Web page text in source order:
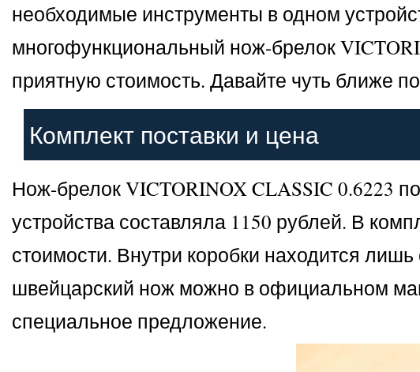
необходимые инструменты в одном
многофункциональный нож-брелок
приятную стоимость. Давайте чуть ближе
Комплект поставки и цена
Нож-брелок VICTORINOX CLASSIC 0.6223
устройства составляла 1150 рублей. В
стоимости. Внутри коробки находится
швейцарский нож можно в официальном
специальное предложение.